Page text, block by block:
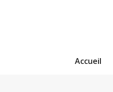
Accueil